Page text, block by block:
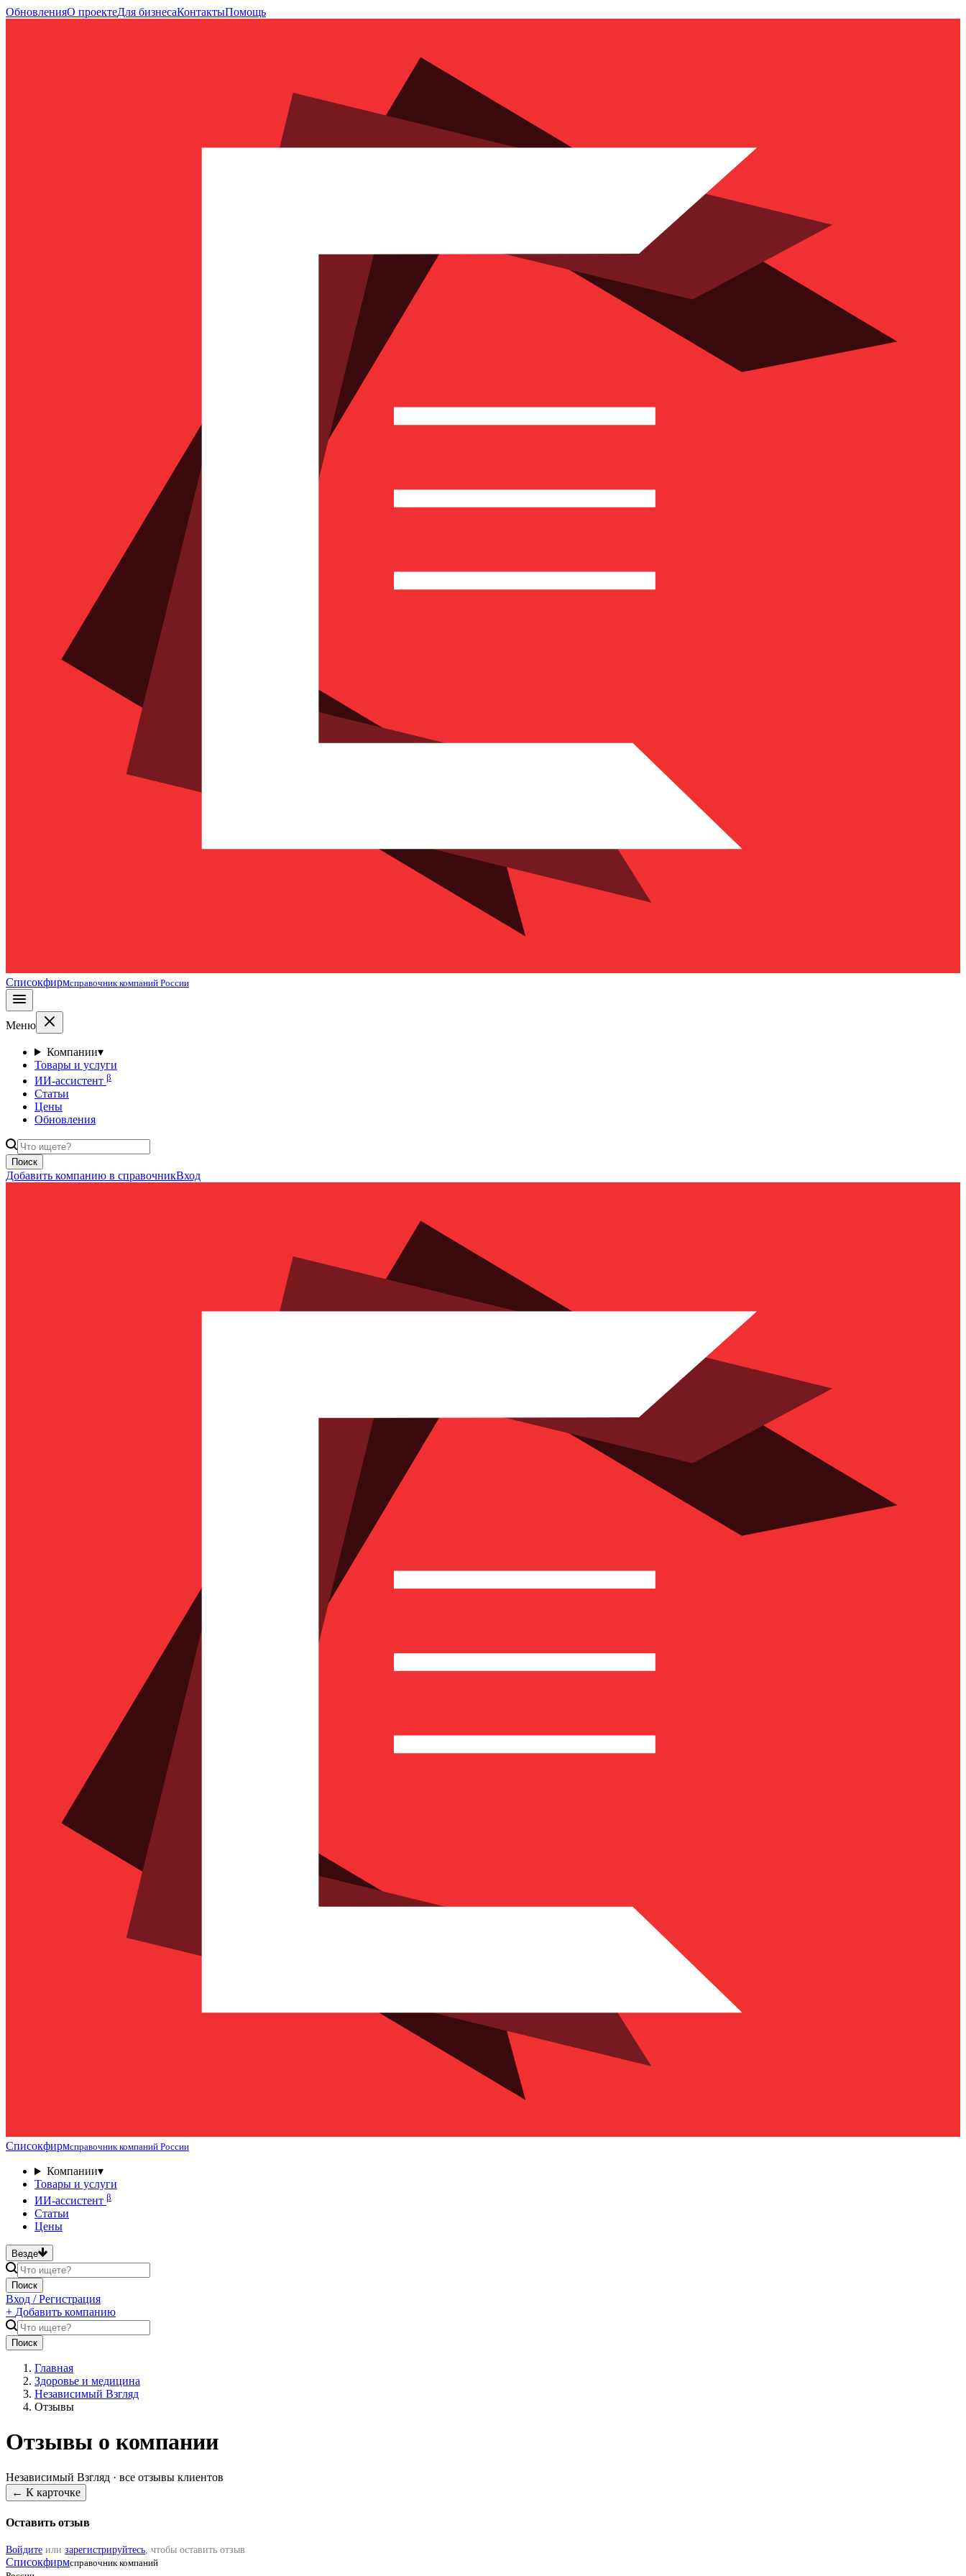
ОбновленияО проектеДля бизнесаКонтактыПомощь
Списокфирмсправочник компаний России
Меню
Компании▾
Товары и услуги
ИИ-ассистент β
Статьи
Цены
Обновления
Поиск
Добавить компанию в справочникВход
Списокфирмсправочник компаний России
Компании▾
Товары и услуги
ИИ-ассистент β
Статьи
Цены
Везде
Поиск
Вход / Регистрация
+ Добавить компанию
Поиск
Главная
Здоровье и медицина
Независимый Взгляд
Отзывы
Отзывы о компании
Независимый Взгляд · все отзывы клиентов
← К карточке
Оставить отзыв
Войдите или зарегистрируйтесь, чтобы оставить отзыв
Списокфирмсправочник компаний